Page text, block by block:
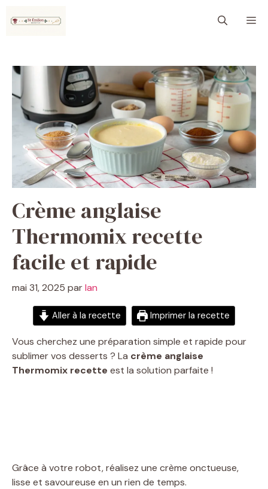
Crème anglaise
Thermomix recette
facile et rapide
mai 31, 2025 parIan
Aller à la recette Imprimer la recette
Vous cherchez une préparation simple et rapide pour
sublimer vos desserts ? La crème anglaise
Thermomix recette est la solution parfaite !
Grâce à votre robot, réalisez une crème onctueuse,
lisse et savoureuse en un rien de temps.